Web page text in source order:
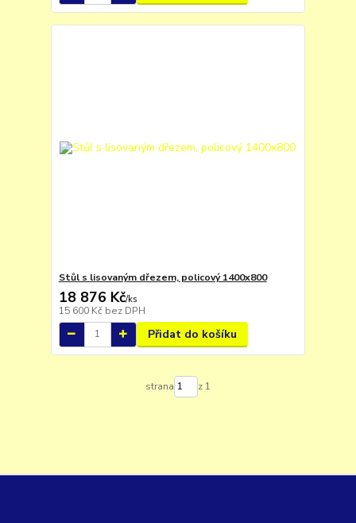
Stůl s lisovaným dřezem, policový 1400x800
18 876 Kč/ks
15 600 Kč bez DPH
Přidat do košíku
strana z 1